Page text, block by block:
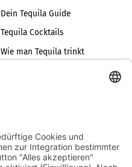
Dein Tequila Guide
Tequila Cocktails
Wie man Tequila trinkt
Tequila Dos & Don’ts
Tequilasprüche